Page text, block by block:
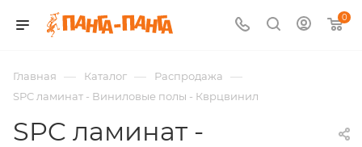
0
Главная — Каталог — Распродажа —
SPC ламинат - Виниловые полы - Кврцвинил
SPC ламинат -